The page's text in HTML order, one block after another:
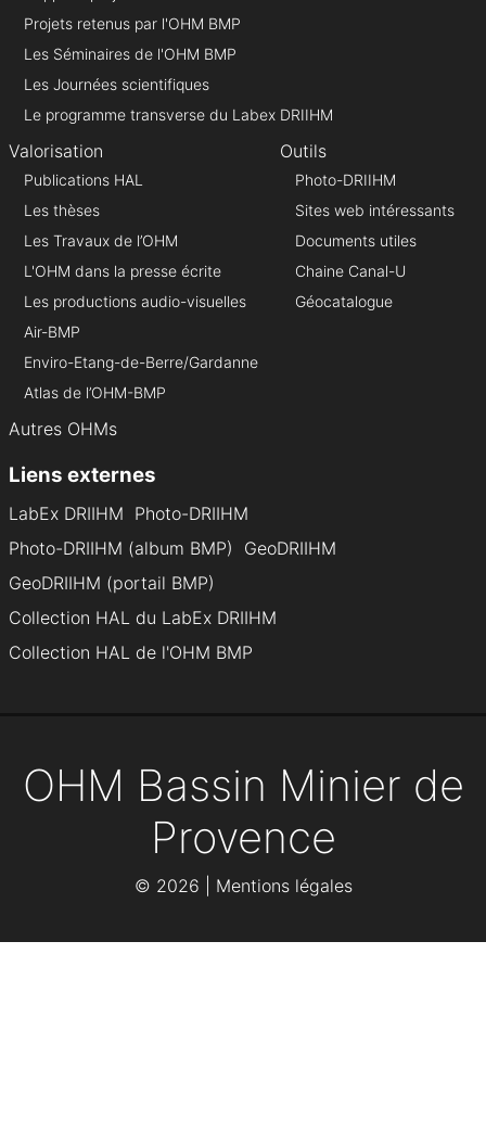
Projets retenus par l'OHM BMP
Les Séminaires de l'OHM BMP
Les Journées scientifiques
Le programme transverse du Labex DRIIHM
Valorisation
Publications HAL
Les thèses
Les Travaux de l’OHM
L'OHM dans la presse écrite
Les productions audio-visuelles
Air-BMP
Enviro-Etang-de-Berre/Gardanne
Atlas de l’OHM-BMP
Outils
Photo-DRIIHM
Sites web intéressants
Documents utiles
Chaine Canal-U
Géocatalogue
Autres OHMs
Liens externes
LabEx DRIIHM Photo-DRIIHM
Photo-DRIIHM (album BMP)
GeoDRIIHM
GeoDRIIHM (portail BMP)
Collection HAL du LabEx DRIIHM
Collection HAL de l'OHM BMP
OHM Bassin Minier de
Provence
© 2026 | Mentions légales